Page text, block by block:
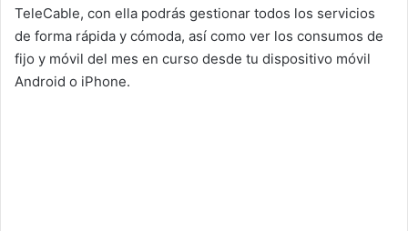
TeleCable, con ella podrás gestionar todos los servicios
de forma rápida y cómoda, así como ver los consumos de
fijo y móvil del mes en curso desde tu dispositivo móvil
Android o iPhone.